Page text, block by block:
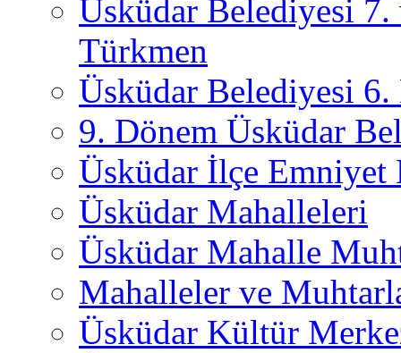
Üsküdar Belediyesi
Türkmen
Üsküdar Belediyesi 6.
9. Dönem Üsküdar
Üsküdar İlçe
Üsküdar Mahalleleri
Üsküdar Mahalle
Mahalleler ve
Üsküdar Kültür